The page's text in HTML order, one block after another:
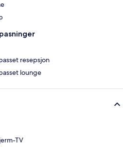
resepsjon
lounge
TV